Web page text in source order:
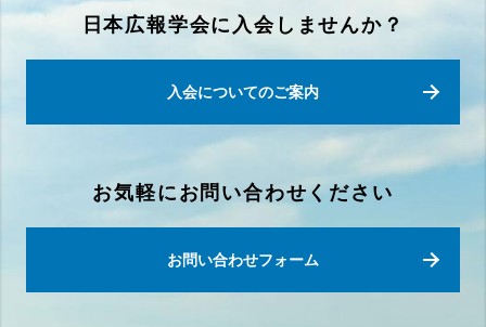
日本広報学会に入会しませんか？
入会についてのご案内
お気軽にお問い合わせください
お問い合わせフォーム